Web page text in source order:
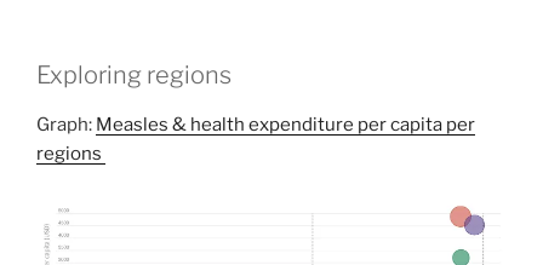
Exploring regions
Graph: Measles & health expenditure per capita per
regions